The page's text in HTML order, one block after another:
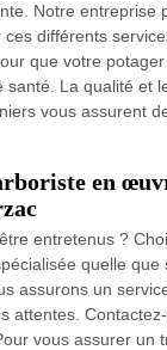
Notre entreprise
ces différents
que votre
santé. La qualité et
vous assurent
en
entretenus ?
quelle que
assurons un
attentes.
vous assurer un